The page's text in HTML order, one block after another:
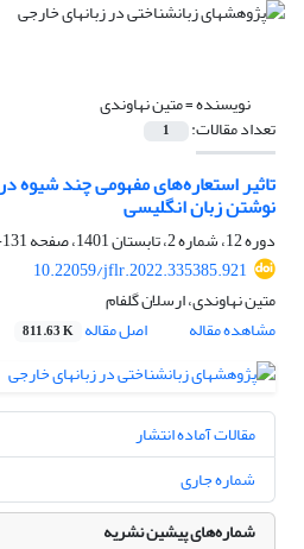
نویسنده =متین نهاوندی
تعداد مقالات: 1
تاثیر استعاره‌های مفهومی چند شیوه
نوشتن زبان انگلیسی
دوره 12، شماره 2، تابستان 1401، صفحه
131-153
10.22059/jflr.2022.335385.921
متین نهاوندی، ارسلان گلفام
مشاهده مقاله
اصل مقاله 811.63 K
مقالات آماده انتشار
شماره جاری
شماره‌های پیشین نشریه